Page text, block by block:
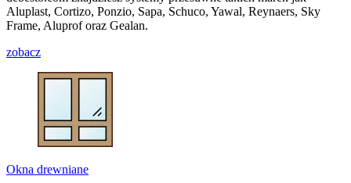
Aluplast, Cortizo, Ponzio, Sapa, Schuco, Yawal, Reynaers, Sky
Frame, Aluprof oraz Gealan.
zobacz
Okna drewniane